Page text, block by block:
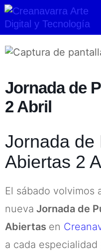
Ir
al
contenido
Jornada de
2 Abril
Jornada de
Abiertas 2
El sábado volvimos
nueva Jornada de
Abiertas en
a cada